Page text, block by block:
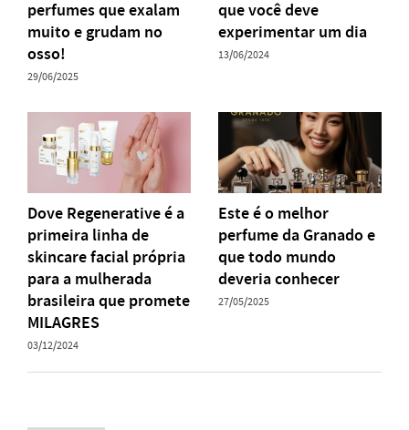
perfumes que exalam
muito e grudam no
osso!
29/06/2025
que você deve
experimentar um dia
13/06/2024
Dove Regenerative é a
primeira linha de
skincare facial própria
para a mulherada
brasileira que promete
MILAGRES
03/12/2024
Este é o melhor
perfume da Granado e
que todo mundo
deveria conhecer
27/05/2025